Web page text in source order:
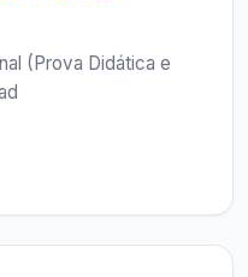
(Prova Didática e